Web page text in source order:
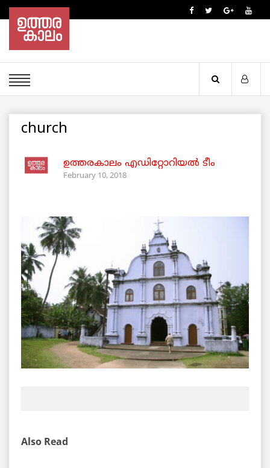
church
ഉത്തരകാലം എഡിറ്റോറിയല്‍ ടീം
February 10, 2018
Also Read